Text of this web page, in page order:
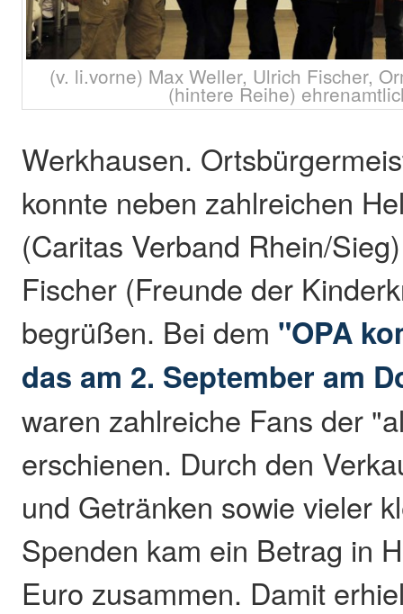
(v. li.vorne) Max Weller, Ulrich Fischer,
(hintere Reihe)
Werkhausen.
konnte neben zahlreichen
(Caritas Verband Rhein/
Fischer (Freunde der
begrüßen. Bei dem "OPA
das am 2. September am
waren zahlreiche Fans der
erschienen. Durch den
und Getränken sowie vieler
Spenden kam ein Betrag in
Euro zusammen. Damit